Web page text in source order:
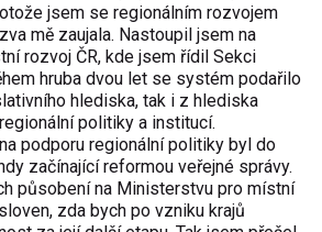
jsem se regionálním rozvojem
mě zaujala. Nastoupil jsem na
rozvoj ČR, kde jsem řídil Sekci
hruba dvou let se systém podařilo
hlediska, tak i z hlediska
politiky a institucí.
podporu regionální politiky byl do
začínající reformou veřejné správy.
působení na Ministerstvu pro místní
zda bych po vzniku krajů